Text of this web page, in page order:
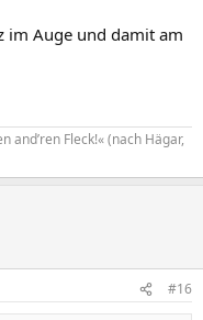
im Auge und damit am
and’ren Fleck!« (nach Hägar,
#16